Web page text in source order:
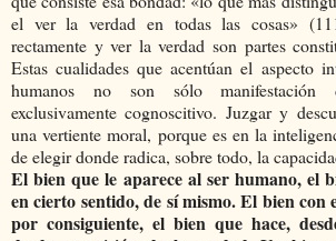
el ver la verdad en todas las cosas»
rectamente y ver la verdad son partes
Estas cualidades que acentúan el aspecto
humanos no son sólo manifestación
exclusivamente cognoscitivo. Juzgar y
una vertiente moral, porque es en la
de elegir donde radica, sobre todo, la
El bien que le aparece al ser humano, el
en cierto sentido, de sí mismo. El bien con
por consiguiente, el bien que hace,